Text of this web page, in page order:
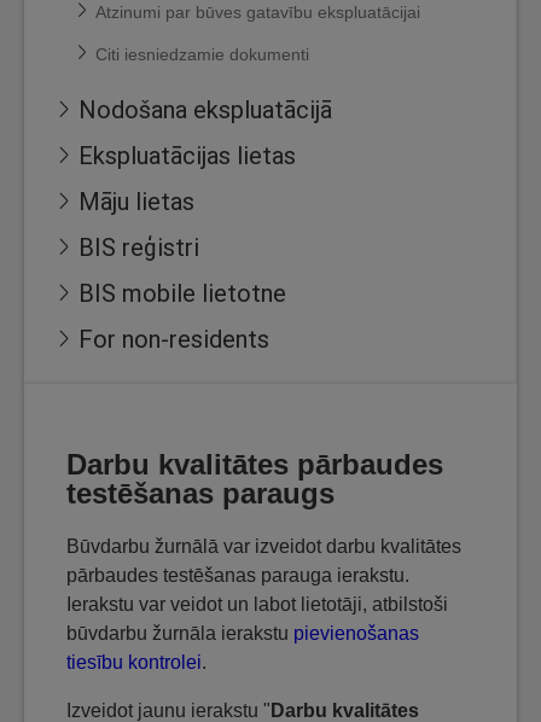
Atzinumi par būves gatavību ekspluatācijai
Citi iesniedzamie dokumenti
Nodošana ekspluatācijā
Ekspluatācijas lietas
Māju lietas
BIS reģistri
BIS mobile lietotne
For non-residents
Darbu kvalitātes pārbaudes
testēšanas paraugs
Būvdarbu žurnālā var izveidot darbu kvalitātes
pārbaudes testēšanas parauga ierakstu.
Ierakstu var veidot un labot lietotāji, atbilstoši
būvdarbu žurnāla ierakstu pievienošanas
tiesību kontrolei.
Izveidot jaunu ierakstu " Darbu kvalitātes